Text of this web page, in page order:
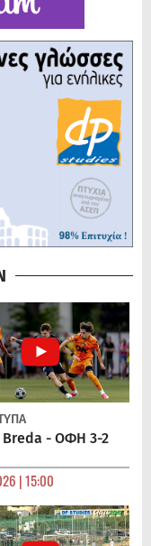
Breda - ΟΦΗ 3-2
| 15:00